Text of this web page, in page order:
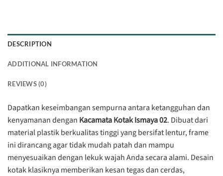
DESCRIPTION
ADDITIONAL INFORMATION
REVIEWS (0)
Dapatkan keseimbangan sempurna antara ketangguhan dan
kenyamanan dengan Kacamata Kotak Ismaya 02. Dibuat dari
material plastik berkualitas tinggi yang bersifat lentur, frame
ini dirancang agar tidak mudah patah dan mampu
menyesuaikan dengan lekuk wajah Anda secara alami. Desain
kotak klasiknya memberikan kesan tegas dan cerdas,